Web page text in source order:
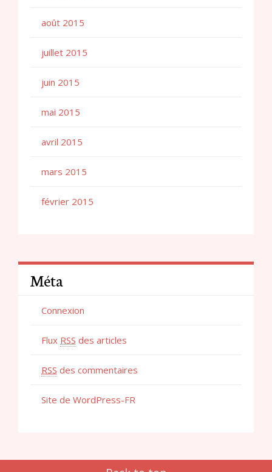
août 2015
juillet 2015
juin 2015
mai 2015
avril 2015
mars 2015
février 2015
Méta
Connexion
Flux RSS des articles
RSS des commentaires
Site de WordPress-FR